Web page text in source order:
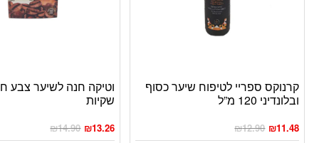
קרנוקס ספריי לטיפוח שיער כסוף
ובלונדיני 120 מ”ל
₪12.90 ₪11.48
שקיות
₪14.90 ₪13.26